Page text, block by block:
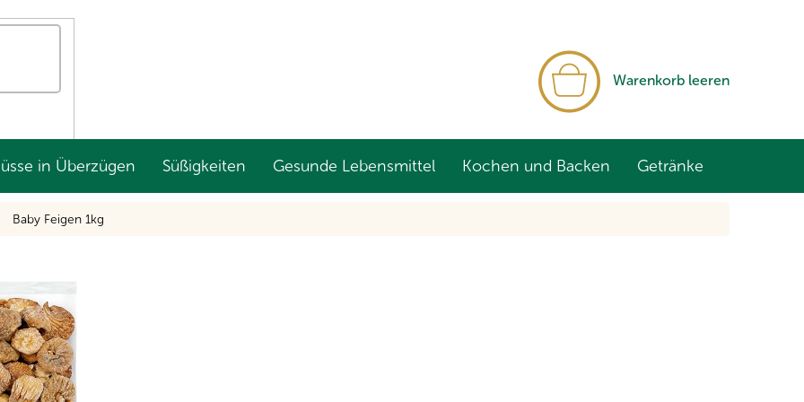
Warenkorb leeren
in Überzügen Süßigkeiten Gesunde Lebensmittel Kochen und Backen Getränke
Baby Feigen 1kg